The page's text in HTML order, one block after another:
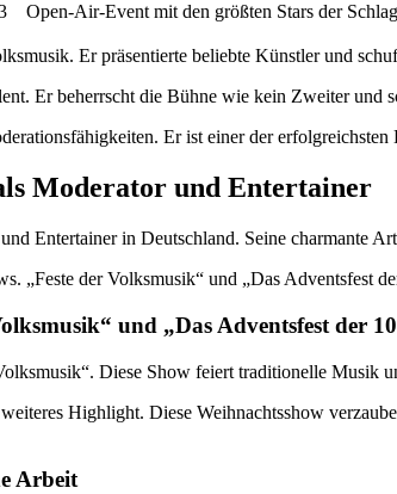
Open-Air-Event mit den größten Stars der
Er präsentierte beliebte Künstler und
Er beherrscht die Bühne wie kein Zweiter und
Er ist einer der
Moderator und Entertainer
Entertainer in Deutschland. Seine charmante
„Feste der Volksmusik“ und „Das
und „Das Adventsfest der
Diese Show feiert traditionelle Musik
Highlight. Diese Weihnachtsshow
Arbeit